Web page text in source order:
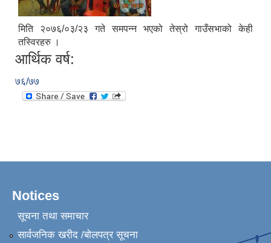
मिति २०७६/०३/२३ गते समपन्न भएको तेस्रो गाउँसभाको केही
तस्विरहरु ।
आर्थिक वर्ष:
७६/७७
Notices
सूचना तथा समाचार
सार्वजनिक खरीद /बोलपत्र सूचना